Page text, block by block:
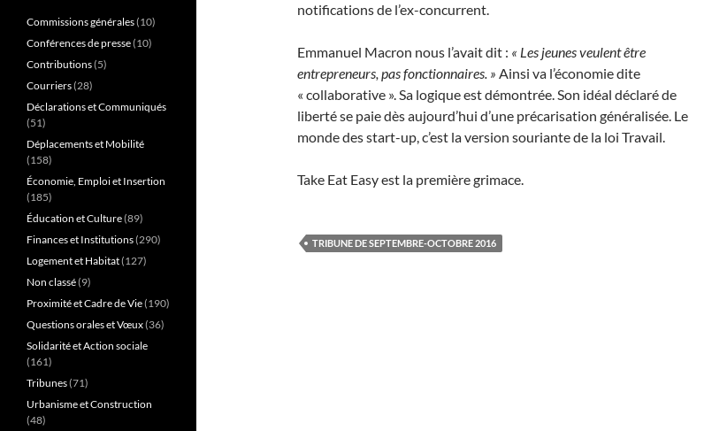
notifications de l’ex-concurrent.
Emmanuel Macron nous l’avait dit : « Les jeunes veulent être
entrepreneurs, pas fonctionnaires. » Ainsi va l’économie dite
« collaborative ». Sa logique est démontrée. Son idéal déclaré de
liberté se paie dès aujourd’hui d’une précarisation généralisée. Le
monde des start-up, c’est la version souriante de la loi Travail.
Take Eat Easy est la première grimace.
TRIBUNE DE SEPTEMBRE-OCTOBRE 2016
Commissions générales(10)
Conférences de presse(10)
Contributions(5)
Courriers(28)
Déclarations et Communiqués
(51)
Déplacements et Mobilité
(158)
Économie, Emploi et Insertion
(185)
Éducation et Culture(89)
Finances et Institutions(290)
Logement et Habitat(127)
Non classé(9)
Proximité et Cadre de Vie(190)
Questions orales et Vœux(36)
Solidarité et Action sociale
(161)
Tribunes(71)
Urbanisme et Construction
(48)